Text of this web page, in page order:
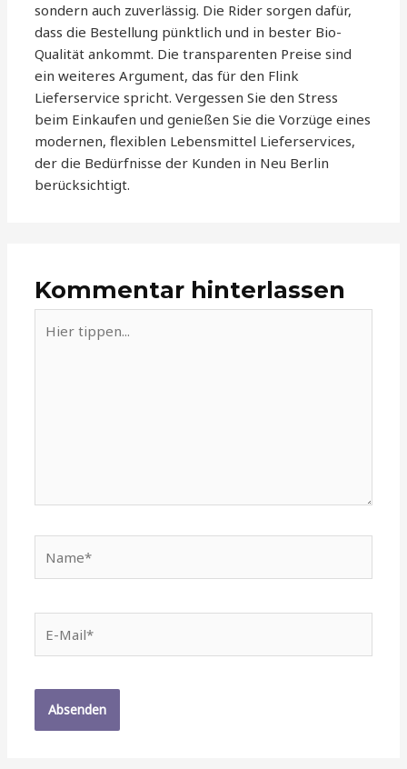
sondern auch zuverlässig. Die Rider sorgen dafür,
dass die Bestellung pünktlich und in bester Bio-
Qualität ankommt. Die transparenten Preise sind
ein weiteres Argument, das für den Flink
Lieferservice spricht. Vergessen Sie den Stress
beim Einkaufen und genießen Sie die Vorzüge eines
modernen, flexiblen Lebensmittel Lieferservices,
der die Bedürfnisse der Kunden in Neu Berlin
berücksichtigt.
Kommentar hinterlassen
tippen...
Mail*